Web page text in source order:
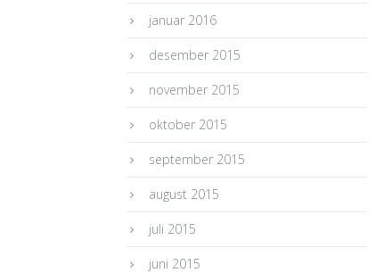
januar 2016
desember 2015
november 2015
oktober 2015
september 2015
august 2015
juli 2015
juni 2015